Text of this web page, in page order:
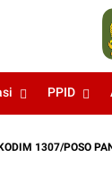
PPID
POSO PANJATKAN